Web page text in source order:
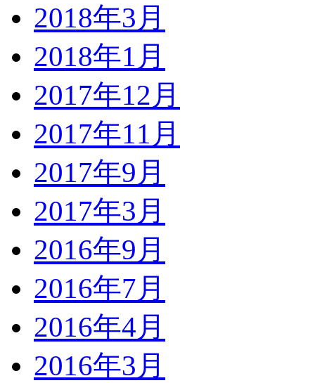
2018年3月
2018年1月
2017年12月
2017年11月
2017年9月
2017年3月
2016年9月
2016年7月
2016年4月
2016年3月